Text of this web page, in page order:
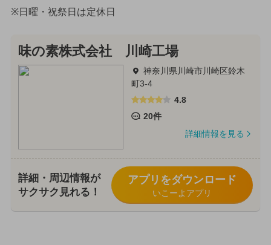
※日曜・祝祭日は定休日
味の素株式会社 川崎工場
神奈川県川崎市川崎区鈴木
町3-4
4.8
20件
詳細情報を見る
詳細・周辺情報が
サクサク見れる！
アプリをダウンロード
いこーよアプリ